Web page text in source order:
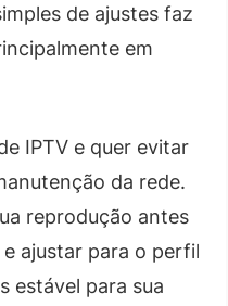
de ajustes faz
em
IPTV e quer evitar
da rede.
reprodução antes
ajustar para o perfil
estável para sua